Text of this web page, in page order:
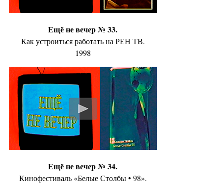
Ещё не вечер № 33.
Как устроиться работать на РЕН ТВ.
1998
Ещё не вечер № 34.
Кинофестиваль «Белые Столбы • 98».